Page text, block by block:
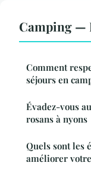
Camping —
Comment
séjours en
Évadez-vous
rosans à nyons
Quels sont les
améliorer